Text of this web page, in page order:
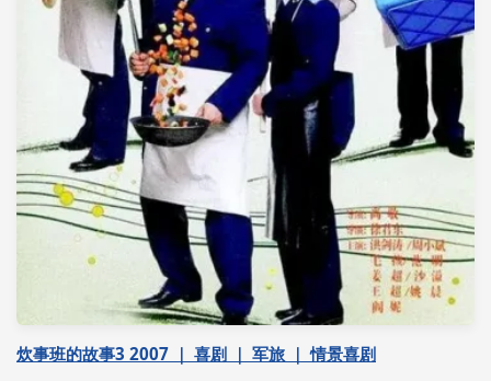
炊事班的故事3 2007 ｜ 喜剧 ｜ 军旅 ｜ 情景喜剧